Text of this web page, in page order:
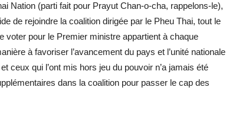
Nation (parti fait pour Prayut Chan-o-cha, rappelons-le),
de rejoindre la coalition dirigée par le Pheu Thai, tout le
voter pour le Premier ministre appartient à chaque
à favoriser l’avancement du pays et l’unité nationale
ceux qui l’ont mis hors jeu du pouvoir n’a jamais été
dans la coalition pour passer le cap des